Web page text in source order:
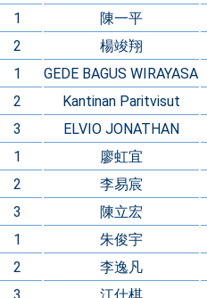
1 陳一平
2
楊竣翔
1 GEDE BAGUS WIRAYASA
2
Kantinan Paritvisut
3
ELVIO JONATHAN
1 廖虹宜
2
李易宸
3
陳立宏
1 朱俊宇
2
李逸凡